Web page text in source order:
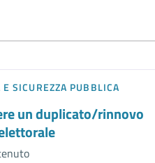
SICUREZZA PUBBLICA
un duplicato/rinnovo